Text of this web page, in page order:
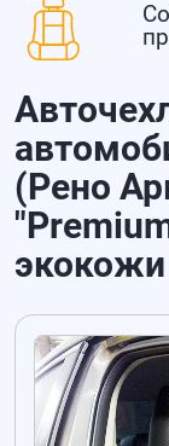
(Рено
экокожи